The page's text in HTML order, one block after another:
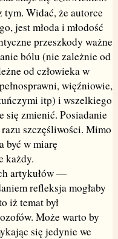
Widać, że autorce
jest młoda i młodość
przeszkody ważne
bólu (nie zależnie od
od człowieka w
więźniowie,
itp) i wszelkiego
się zmienić. Posiadanie
szczęśliwości. Mimo
być w miarę
każdy.
artykułów —
refleksja mogłaby
iż temat był
Może warto by
się jedynie we